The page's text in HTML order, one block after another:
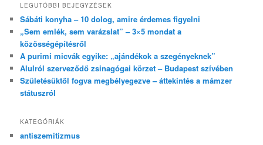
LEGUTÓBBI BEJEGYZÉSEK
Sábáti konyha – 10 dolog, amire érdemes figyelni
„Sem emlék, sem varázslat” – 3×5 mondat a
közösségépítésről
A purimi micvák egyike: „ajándékok a szegényeknek”
Alulról szerveződő zsinagógai körzet – Budapest szívében
Születésüktől fogva megbélyegezve – áttekintés a mámzer
státuszról
KATEGÓRIÁK
antiszemitizmus